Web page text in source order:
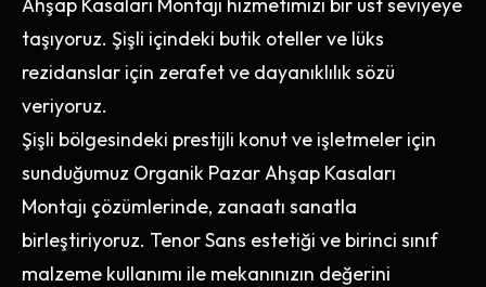
taşıyoruz. Şişli içindeki butik oteller ve lüks
rezidanslar için zerafet ve dayanıklılık sözü
veriyoruz.
Şişli bölgesindeki prestijli konut ve işletmeler için
sunduğumuz Organik Pazar Ahşap Kasaları
Montajı çözümlerinde, zanaatı sanatla
birleştiriyoruz. Tenor Sans estetiği ve birinci sınıf
malzeme kullanımı ile mekanınızın değerini